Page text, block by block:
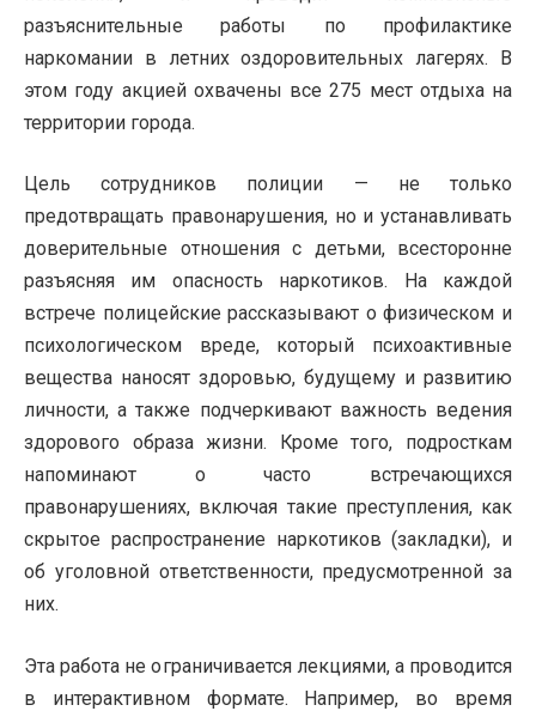
разъяснительные работы по профилактике
наркомании в летних оздоровительных лагерях. В
этом году акцией охвачены все 275 мест отдыха на
территории города.
Цель сотрудников полиции — не только
предотвращать правонарушения, но и устанавливать
доверительные отношения с детьми, всесторонне
разъясняя им опасность наркотиков. На каждой
встрече полицейские рассказывают о физическом и
психологическом вреде, который психоактивные
вещества наносят здоровью, будущему и развитию
личности, а также подчеркивают важность ведения
здорового образа жизни. Кроме того, подросткам
напоминают о часто встречающихся
правонарушениях, включая такие преступления, как
скрытое распространение наркотиков (закладки), и
об уголовной ответственности, предусмотренной за
них.
Эта работа не ограничивается лекциями, а проводится
в интерактивном формате. Например, во время